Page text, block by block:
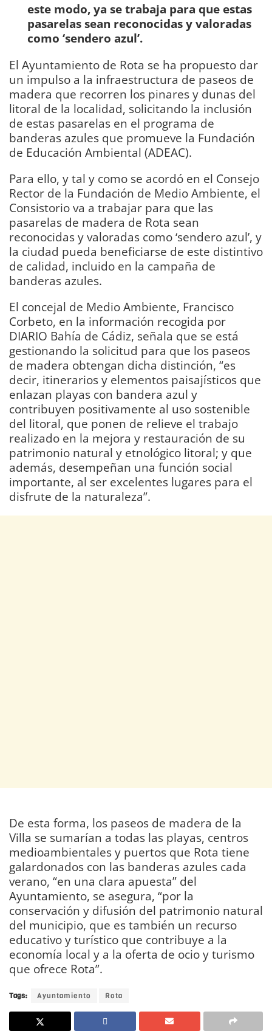
este modo, ya se trabaja para que estas
pasarelas sean reconocidas y valoradas
como ‘sendero azul’.
El Ayuntamiento de Rota se ha propuesto dar
un impulso a la infraestructura de paseos de
madera que recorren los pinares y dunas del
litoral de la localidad, solicitando la inclusión
de estas pasarelas en el programa de
banderas azules que promueve la Fundación
de Educación Ambiental (ADEAC).
Para ello, y tal y como se acordó en el Consejo
Rector de la Fundación de Medio Ambiente, el
Consistorio va a trabajar para que las
pasarelas de madera de Rota sean
reconocidas y valoradas como ‘sendero azul’, y
la ciudad pueda beneficiarse de este distintivo
de calidad, incluido en la campaña de
banderas azules.
El concejal de Medio Ambiente, Francisco
Corbeto, en la información recogida por
DIARIO Bahía de Cádiz, señala que se está
gestionando la solicitud para que los paseos
de madera obtengan dicha distinción, “es
decir, itinerarios y elementos paisajísticos que
enlazan playas con bandera azul y
contribuyen positivamente al uso sostenible
del litoral, que ponen de relieve el trabajo
realizado en la mejora y restauración de su
patrimonio natural y etnológico litoral; y que
además, desempeñan una función social
importante, al ser excelentes lugares para el
disfrute de la naturaleza”.
De esta forma, los paseos de madera de la
Villa se sumarían a todas las playas, centros
medioambientales y puertos que Rota tiene
galardonados con las banderas azules cada
verano, “en una clara apuesta” del
Ayuntamiento, se asegura, “por la
conservación y difusión del patrimonio natural
del municipio, que es también un recurso
educativo y turístico que contribuye a la
economía local y a la oferta de ocio y turismo
que ofrece Rota”.
Tags: Ayuntamiento Rota